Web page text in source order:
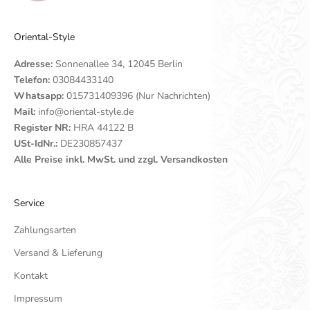
Oriental-Style
Adresse: Sonnenallee 34, 12045 Berlin
Telefon: 03084433140
Whatsapp: 015731409396 (Nur Nachrichten)
Mail: info@oriental-style.de
Register NR: HRA 44122 B
USt-IdNr.: DE230857437
Alle Preise inkl. MwSt. und zzgl. Versandkosten
Service
Zahlungsarten
Versand & Lieferung
Kontakt
Impressum